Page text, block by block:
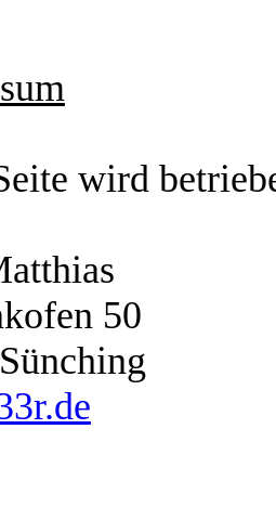
wird
50